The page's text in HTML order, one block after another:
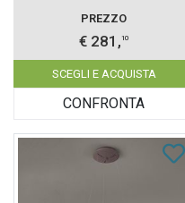
PREZZO
€ 281, 10
SCEGLI E ACQUISTA
CONFRONTA